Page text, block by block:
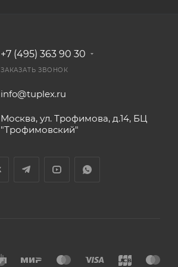
+7 (495) 363 90 30
ЗАКАЗАТЬ ЗВОНОК
info@tuplex.ru
Москва, ул. Трофимова, д.14, БЦ
"Трофимовский"